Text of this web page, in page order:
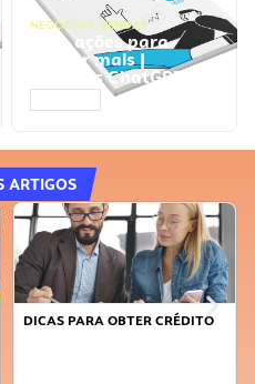
NEGÓCIOS, VENDAS
Faça ações para
vender mais |
Prompts ChatGPT
ARTIGOS
DICAS PARA OBTER CRÉDITO